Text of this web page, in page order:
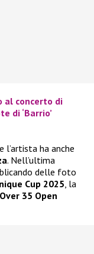
al concerto di
di ‘Barrio’
l’artista ha anche
. Nell’ultima
delle foto
Cup 2025 , la
Over 35 Open